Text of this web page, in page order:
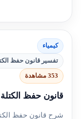
كيمياء
تفسير قانون حفظ
353 مشاهدة
قانون حفظ الكتلة
شرح قانون حفظ